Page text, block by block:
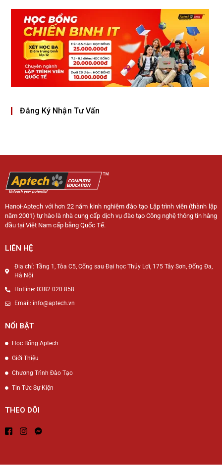
Đăng Ký Nhận Tư Vấn
Hanoi-Aptech với hơn 22 năm kinh nghiệm đào tạo Lập trình viên (thành lập
năm 2001) tự hào là nhà cung cấp dịch vụ đào tạo Công nghệ thông tin hàng
đầu tại Việt Nam cấp bằng Quốc Tế.
LIÊN HỆ
Địa chỉ: Tầng 1, Tòa C5, Cổng sau Đại học Thủy Lợi, 175 Tây Sơn, Đống Đa,
Hà Nội
Hotline: 0382 020 858
Email: info@aptech.vn
NỔI BẬT
Học Bổng Aptech
Giới Thiệu
Chương Trình Đào Tạo
Tin Tức Sự Kiện
THEO DÕI